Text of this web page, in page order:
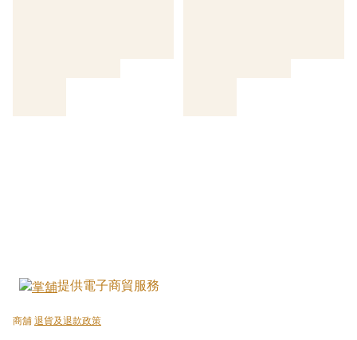
提供電子商貿服務
商舖 退貨及退款政策